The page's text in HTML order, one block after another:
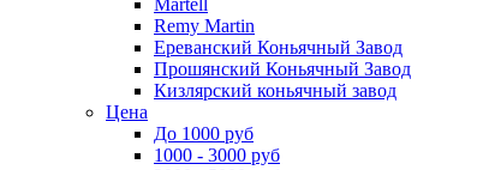
Remy Martin
Ереванский Коньячный Завод
Прошянский Коньячный Завод
Кизлярский коньячный завод
Цена
До 1000 руб
1000 - 3000 руб